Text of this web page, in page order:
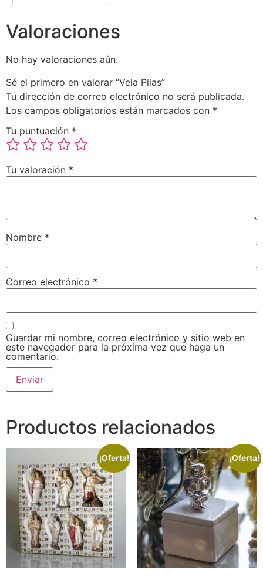
Valoraciones
No hay valoraciones aún.
Sé el primero en valorar “Vela Pilas”
Tu dirección de correo electrónico no será publicada.
Los campos obligatorios están marcados con *
Tu puntuación *
Tu valoración *
Nombre *
Correo electrónico *
Guardar mi nombre, correo electrónico y sitio web en
este navegador para la próxima vez que haga un
comentario.
Productos relacionados
¡Oferta! ¡Oferta!